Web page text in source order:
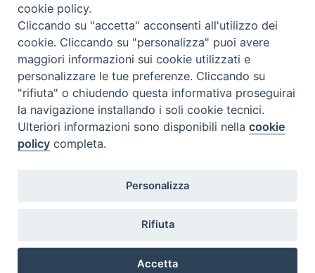
Ufficio Amministrativo, Ufficio Economato)
cookie policy.
Cliccando su "accetta" acconsenti all'utilizzo dei
cookie. Cliccando su "personalizza" puoi avere
maggiori informazioni sui cookie utilizzati e
personalizzare le tue preferenze. Cliccando su
"rifiuta" o chiudendo questa informativa proseguirai
la navigazione installando i soli cookie tecnici.
Ulteriori informazioni sono disponibili nellacookie
policy completa.
Personalizza
Rifiuta
Accetta